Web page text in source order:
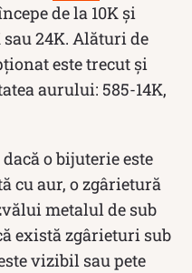
de la 10K și
sau 24K. Alături de
este trecut și
aurului: 585-14K,
dacă o bijuterie este
cu aur, o zgârietură
metalul de sub
există zgârieturi sub
vizibil sau pete